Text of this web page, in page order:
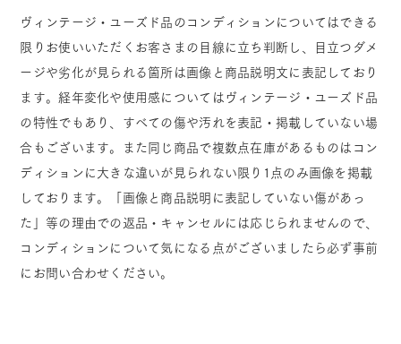
ヴィンテージ・ユーズド品のコンディションについてはできる
限りお使いいただくお客さまの目線に立ち判断し、目立つダメ
ージや劣化が見られる箇所は画像と商品説明文に表記しており
ます。経年変化や使用感についてはヴィンテージ・ユーズド品
の特性でもあり、すべての傷や汚れを表記・掲載していない場
合もございます。また同じ商品で複数点在庫があるものはコン
ディションに大きな違いが見られない限り1点のみ画像を掲載
しております。「画像と商品説明に表記していない傷があっ
た」等の理由での返品・キャンセルには応じられませんので、
コンディションについて気になる点がございましたら必ず事前
にお問い合わせください。